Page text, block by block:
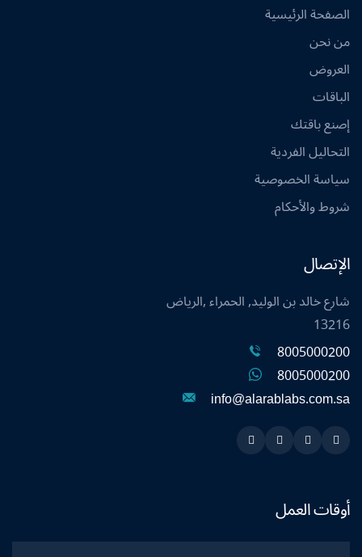
الصفحة الرئيسية
من نحن
العروض
الباقات
إصنع باقتك
التحاليل الفردية
سياسة الخصوصية
شروط والأحكام
الإتصال
شارع خالد بن الوليد, الحمراء ,الرياض
13216
8005000200
8005000200
info@alarablabs.com.sa
Snapchat
Twitter
Linkedin
Instagram
أوقات العمل